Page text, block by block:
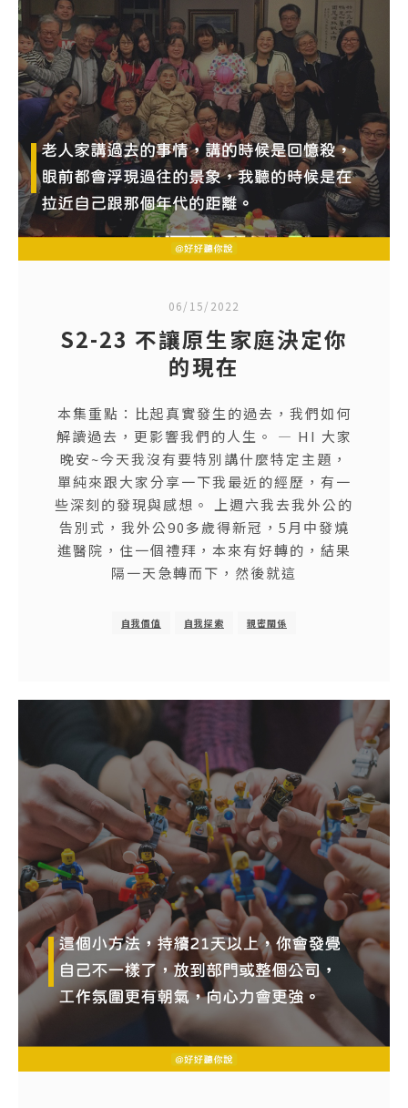
06/15/2022
S2-23 不讓原生家庭決定你
的現在
本集重點：比起真實發生的過去，我們如何
解讀過去，更影響我們的人生。 — HI 大家
晚安~今天我沒有要特別講什麼特定主題，
單純來跟大家分享一下我最近的經歷，有一
些深刻的發現與感想。 上週六我去我外公的
告別式，我外公90多歲得新冠，5月中發燒
進醫院，住一個禮拜，本來有好轉的，結果
隔一天急轉而下，然後就這
自我價值 自我探索 親密關係